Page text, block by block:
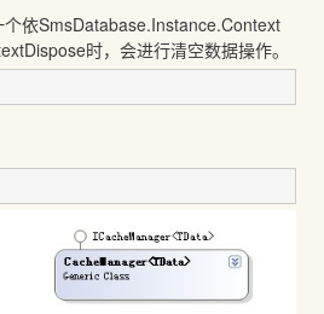
依SmsDatabase.Instance.Context
时，会进行清空数据操作。